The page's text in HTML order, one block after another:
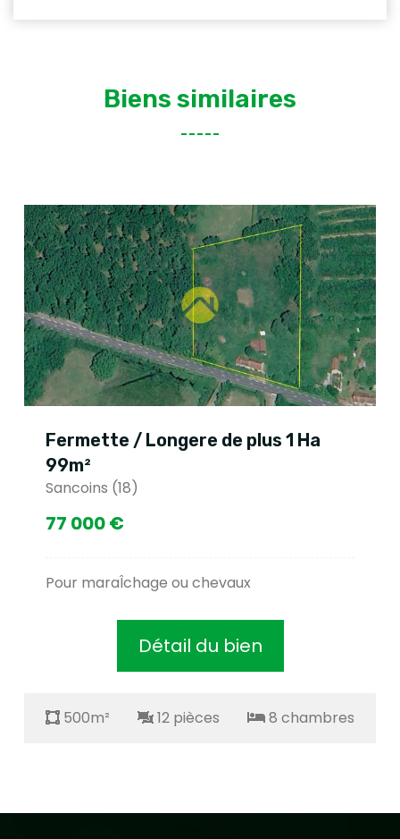
Biens similaires
Fermette / Longere de plus 1 Ha
99m²
Sancoins (18)
77 000 €
Pour maraÎchage ou chevaux
Détail du bien
500m² 12 pièces 8 chambres